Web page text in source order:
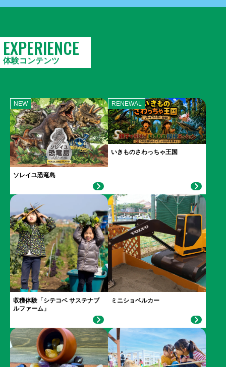
EXPERIENCE
体験コンテンツ
NEW
ソレイユ恐竜島
RENEWAL
いきものさわっちゃ王国
収穫体験「シテコベ サステナブ
ルファーム」
ミニショベルカー